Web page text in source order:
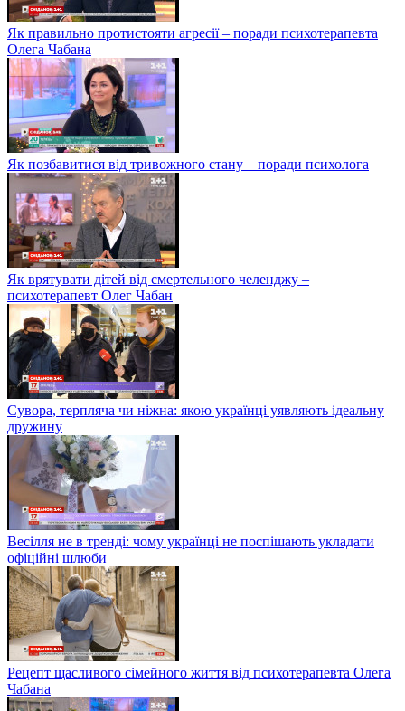
Як правильно протистояти агресії – поради психотерапевта
Олега Чабана
Як позбавитися від тривожного стану – поради психолога
Як врятувати дітей від смертельного челенджу –
психотерапевт Олег Чабан
Сувора, терпляча чи ніжна: якою українці уявляють ідеальну
дружину
Весілля не в тренді: чому українці не поспішають укладати
офіційні шлюби
Рецепт щасливого сімейного життя від психотерапевта Олега
Чабана